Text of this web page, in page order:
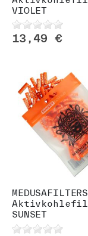
VIOLET
13,49 €
MEDUSAFILTERS
SUNSET